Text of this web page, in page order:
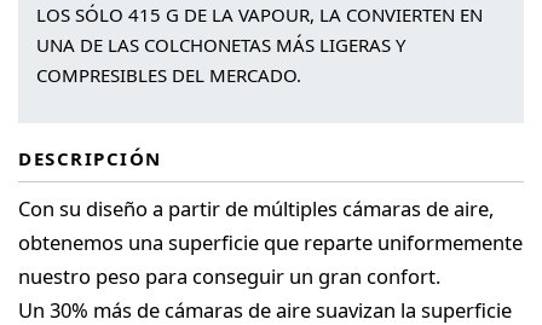
LOS SÓLO 415 G DE LA VAPOUR, LA CONVIERTEN EN
UNA DE LAS COLCHONETAS MÁS LIGERAS Y
COMPRESIBLES DEL MERCADO.
DESCRIPCIÓN
Con su diseño a partir de múltiples cámaras de aire,
obtenemos una superficie que reparte uniformemente
nuestro peso para conseguir un gran confort.
Un 30% más de cámaras de aire suavizan la superficie